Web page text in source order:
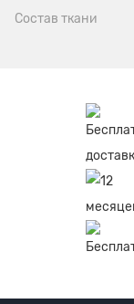
Состав ткани